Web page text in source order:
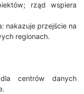
rząd wspiera
nakazuje przejście na
regionach.
centrów danych